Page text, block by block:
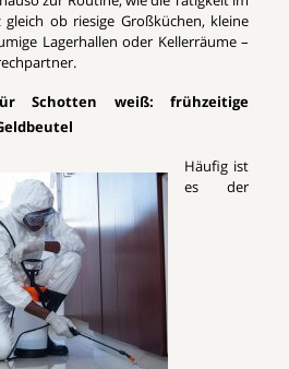
gleich ob riesige Großküchen, kleine
Lagerhallen oder Kellerräume –
Schotten weiß: frühzeitige
Häufig ist
es der